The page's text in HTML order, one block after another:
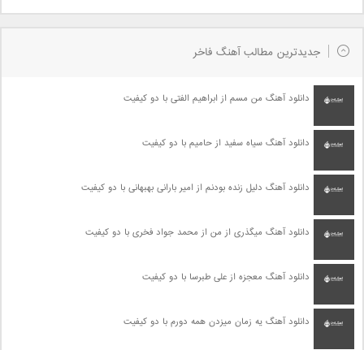
جدیدترین مطالب آهنگ فاخر
دانلود آهنگ من مسم از ابراهیم الفتی با دو کیفیت
دانلود آهنگ سیاه سفید از حامیم با دو کیفیت
دانلود آهنگ دلیل زنده بودنم از امیر بارانی بهبهانی با دو کیفیت
دانلود آهنگ میگذری از من از محمد جواد فخری با دو کیفیت
دانلود آهنگ معجزه از علی طبرسا با دو کیفیت
دانلود آهنگ یه زمان میزدن همه دورم با دو کیفیت